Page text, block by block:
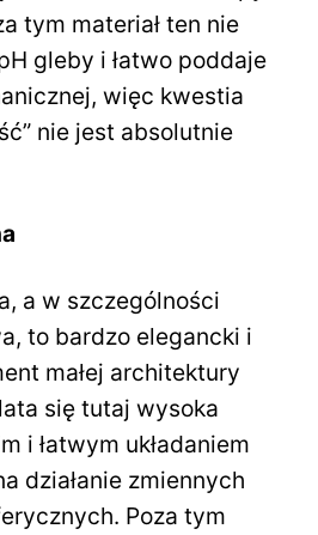
tym materiał ten nie
gleby i łatwo poddaje
więc kwestia
nie jest absolutnie
a w szczególności
to bardzo elegancki i
małej architektury
się tutaj wysoka
i łatwym układaniem
działanie zmiennych
Poza tym